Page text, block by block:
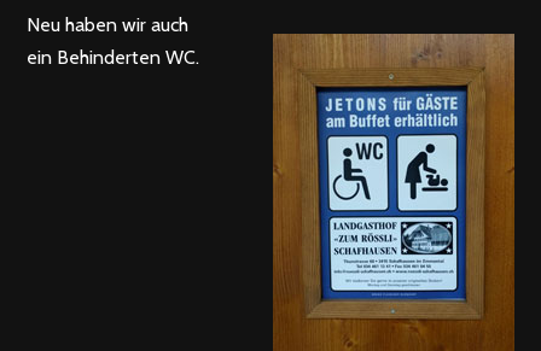
Neu haben wir auch
ein Behinderten WC.